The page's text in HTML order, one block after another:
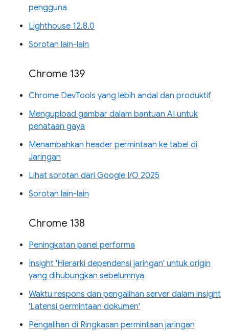
pengguna
Lighthouse 12.8.0
Sorotan lain-lain
Chrome 139
Chrome DevTools yang lebih andal dan produktif
Mengupload gambar dalam bantuan AI untuk
penataan gaya
Menambahkan header permintaan ke tabel di
Jaringan
Lihat sorotan dari Google I/O 2025
Sorotan lain-lain
Chrome 138
Peningkatan panel performa
Insight 'Hierarki dependensi jaringan' untuk origin
yang dihubungkan sebelumnya
Waktu respons dan pengalihan server dalam insight
'Latensi permintaan dokumen'
Pengalihan di Ringkasan permintaan jaringan